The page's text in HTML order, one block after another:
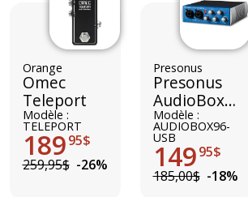
Orange
Omec
Teleport
Modèle :
TELEPORT
18995$
259,95$ -26%
Presonus
Presonus
AudioBox
USB 96
Modèle :
AUDIOBOX96-
USB
14995$
185,00$ -18%